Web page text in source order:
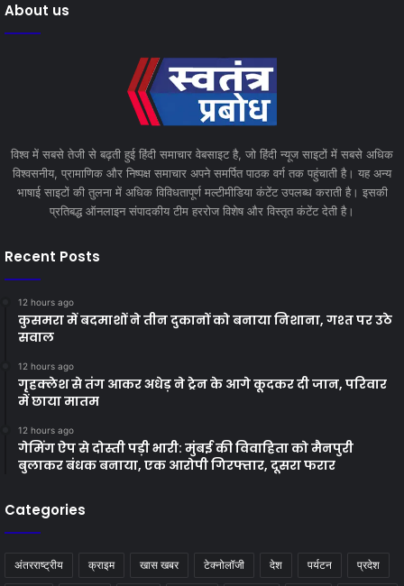
About us
विश्व में सबसे तेजी से बढ़ती हुई हिंदी समाचार वेबसाइट है, जो हिंदी न्यूज साइटों में सबसे अधिक
विश्वसनीय, प्रामाणिक और निष्पक्ष समाचार अपने समर्पित पाठक वर्ग तक पहुंचाती है। यह अन्य
भाषाई साइटों की तुलना में अधिक विविधतापूर्ण मल्टीमीडिया कंटेंट उपलब्ध कराती है। इसकी
प्रतिबद्ध ऑनलाइन संपादकीय टीम हररोज विशेष और विस्तृत कंटेंट देती है।
Recent Posts
12 hours ago
कुसमरा में बदमाशों ने तीन दुकानों को बनाया निशाना, गश्त पर उठे
सवाल
12 hours ago
गृहक्लेश से तंग आकर अधेड़ ने ट्रेन के आगे कूदकर दी जान, परिवार
में छाया मातम
12 hours ago
गेमिंग ऐप से दोस्ती पड़ी भारी: मुंबई की विवाहिता को मैनपुरी
बुलाकर बंधक बनाया, एक आरोपी गिरफ्तार, दूसरा फरार
Categories
अंतरराष्ट्रीय क्राइम खास खबर टेक्नोलॉजी देश पर्यटन प्रदेश